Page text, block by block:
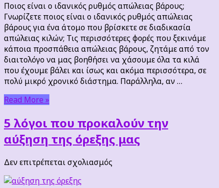
ιδανικός
ρυθμός
απώλειας
βάρους;
Ποιος είναι ο ιδανικός ρυθμός απώλειας βάρους;
Γνωρίζετε ποιος είναι ο ιδανικός ρυθμός απώλειας
βάρους για ένα άτομο που βρίσκετε σε διαδικασία
απώλειας κιλών; Τις περισσότερες φορές που ξεκινάμε
κάποια προσπάθεια απώλειας βάρους, ζητάμε από τον
διαιτολόγο να μας βοηθήσει να χάσουμε όλα τα κιλά
που έχουμε βάλει και ίσως και ακόμα περισσότερα, σε
πολύ μικρό χρονικό διάστημα. Παράλληλα, αν …
Read More »
5 λόγοι που προκαλούν την
αύξηση της όρεξης μας
Δεν επιτρέπεται σχολιασμός